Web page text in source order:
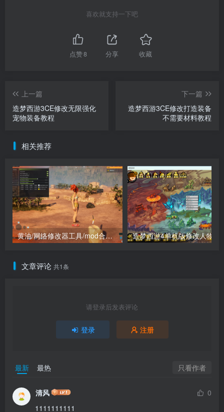
喜欢就支持一下吧
点赞8 分享 收藏
上一篇
造梦西游3CE修改无限强化
宠物装备教程
下一篇
造梦西游3CE修改打造装备
不需要材料教程
相关推荐
黄油/网络修改器工具/mod合集（点进来查看）
文章评论 共1条
请登录后发表评论
登录 注册
最新 最热 只看作者
清风
0
1111111111